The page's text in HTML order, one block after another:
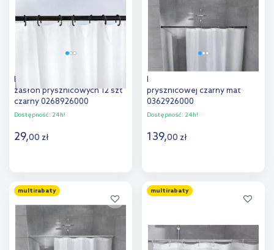
Kleine Wolke DV-Ringe kółka
zasłon prysznicowych 12 szt
czarny 0268926000
Dostępność: 24h!
29,00 zł
Dodaj do
porównania
Kleine Wolke drążek zasłony
prysznicowej czarny mat
0362926000
Dostępność: 24h!
139,00 zł
Dodaj do
multirabaty multirabaty